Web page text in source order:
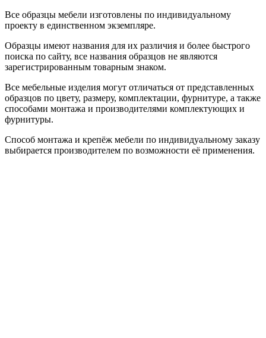
Все образцы мебели изготовлены по индивидуальному
проекту в единственном экземпляре.
Образцы имеют названия для их различия и более быстрого
поиска по сайту, все названия образцов не являются
зарегистрированным товарным знаком.
Все мебельные изделия могут отличаться от представленных
образцов по цвету, размеру, комплектации, фурнитуре, а также
способами монтажа и производителями комплектующих и
фурнитуры.
Способ монтажа и крепёж мебели по индивидуальному заказу
выбирается производителем по возможности её применения.